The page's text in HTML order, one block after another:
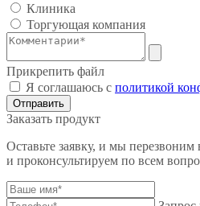
Клиника
Торгующая компания
Прикрепить файл
Я соглашаюсь с политикой
Отправить
Заказать продукт
Оставьте заявку, и мы
и проконсультируем по всем